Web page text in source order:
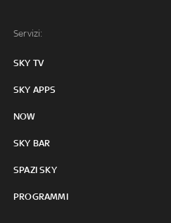
Servizi:
SKY TV
SKY APPS
NOW
SKY BAR
SPAZI SKY
PROGRAMMI